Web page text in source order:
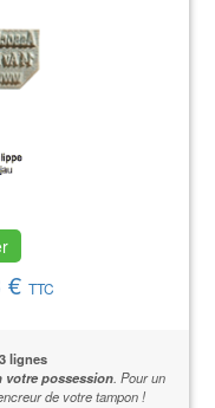
€ TTC
lignes
votre possession. Pour un
de votre tampon !